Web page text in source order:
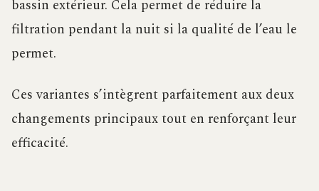
bassin extérieur. Cela permet de réduire la
filtration pendant la nuit si la qualité de l’eau le
permet.
Ces variantes s’intègrent parfaitement aux deux
changements principaux tout en renforçant leur
efficacité.